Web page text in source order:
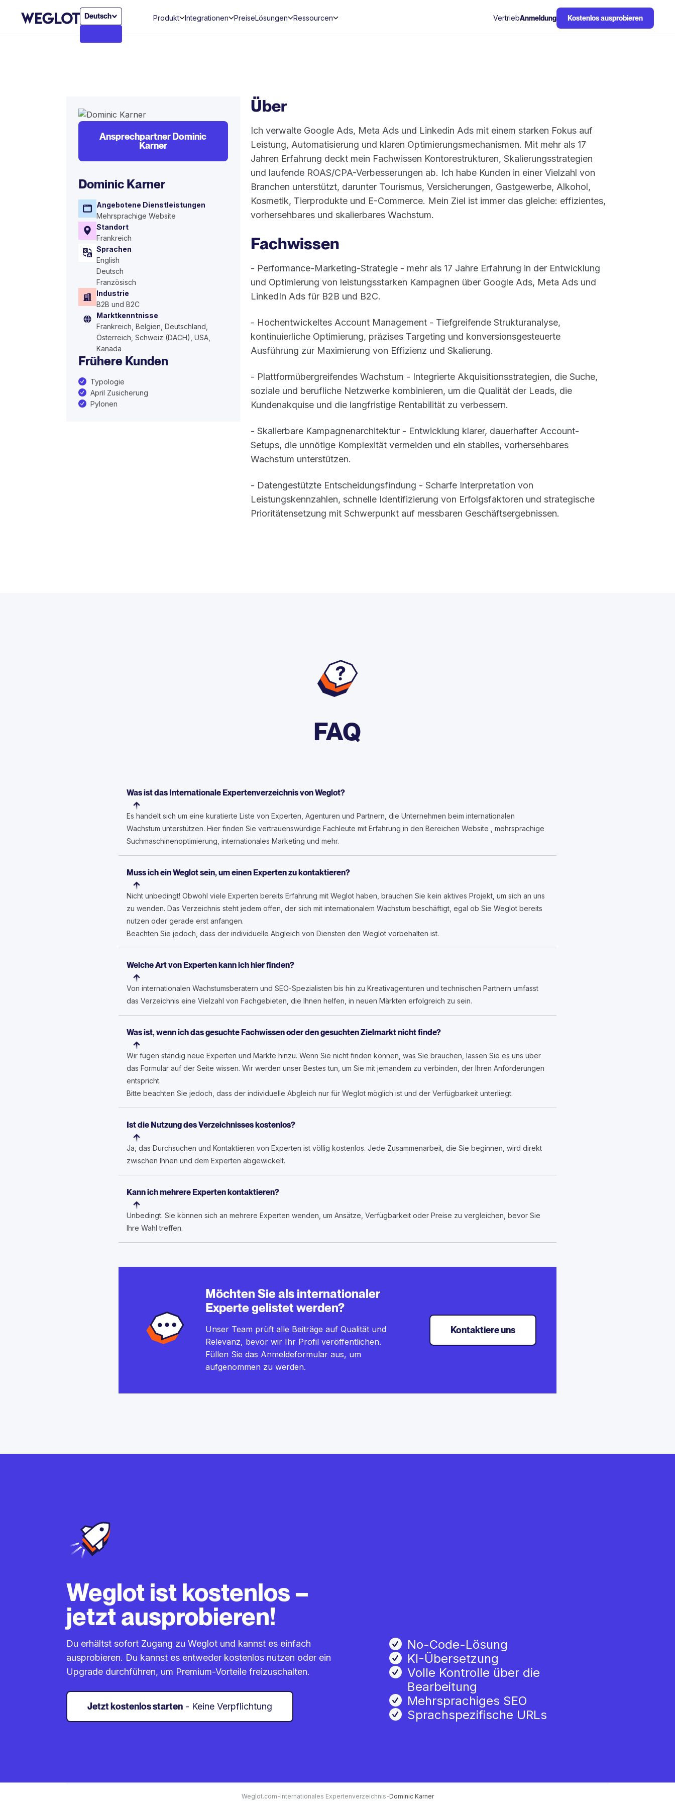
Deutsch Produkt Integrationen PreiseLösungen Ressourcen VertriebAnmeldung Kostenlos ausprobieren
Ansprechpartner Dominic
Karner
Dominic Karner
Angebotene Dienstleistungen
Mehrsprachige Website
Standort
Frankreich
Sprachen
English
Deutsch
Französisch
Industrie
B2B und B2C
Marktkenntnisse
Frankreich, Belgien, Deutschland,
Österreich, Schweiz (DACH), USA,
Kanada
Frühere Kunden
Typologie
April Zusicherung
Pylonen
Über
Ich verwalte Google Ads, Meta Ads und Linkedin Ads mit einem starken Fokus auf
Leistung, Automatisierung und klaren Optimierungsmechanismen. Mit mehr als 17
Jahren Erfahrung deckt mein Fachwissen Kontorestrukturen, Skalierungsstrategien
und laufende ROAS/CPA-Verbesserungen ab. Ich habe Kunden in einer Vielzahl von
Branchen unterstützt, darunter Tourismus, Versicherungen, Gastgewerbe, Alkohol,
Kosmetik, Tierprodukte und E-Commerce. Mein Ziel ist immer das gleiche: effizientes,
vorhersehbares und skalierbares Wachstum.
Fachwissen
- Performance-Marketing-Strategie - mehr als 17 Jahre Erfahrung in der Entwicklung
und Optimierung von leistungsstarken Kampagnen über Google Ads, Meta Ads und
LinkedIn Ads für B2B und B2C.
- Hochentwickeltes Account Management - Tiefgreifende Strukturanalyse,
kontinuierliche Optimierung, präzises Targeting und konversionsgesteuerte
Ausführung zur Maximierung von Effizienz und Skalierung.
- Plattformübergreifendes Wachstum - Integrierte Akquisitionsstrategien, die Suche,
soziale und berufliche Netzwerke kombinieren, um die Qualität der Leads, die
Kundenakquise und die langfristige Rentabilität zu verbessern.
- Skalierbare Kampagnenarchitektur - Entwicklung klarer, dauerhafter Account-
Setups, die unnötige Komplexität vermeiden und ein stabiles, vorhersehbares
Wachstum unterstützen.
- Datengestützte Entscheidungsfindung - Scharfe Interpretation von
Leistungskennzahlen, schnelle Identifizierung von Erfolgsfaktoren und strategische
Prioritätensetzung mit Schwerpunkt auf messbaren Geschäftsergebnissen.
FAQ
Was ist das Internationale Expertenverzeichnis von Weglot?
Es handelt sich um eine kuratierte Liste von Experten, Agenturen und Partnern, die Unternehmen beim internationalen
Wachstum unterstützen. Hier finden Sie vertrauenswürdige Fachleute mit Erfahrung in den Bereichen Website , mehrsprachige
Suchmaschinenoptimierung, internationales Marketing und mehr.
Muss ich ein Weglot sein, um einen Experten zu kontaktieren?
Nicht unbedingt! Obwohl viele Experten bereits Erfahrung mit Weglot haben, brauchen Sie kein aktives Projekt, um sich an uns
zu wenden. Das Verzeichnis steht jedem offen, der sich mit internationalem Wachstum beschäftigt, egal ob Sie Weglot bereits
nutzen oder gerade erst anfangen.
Beachten Sie jedoch, dass der individuelle Abgleich von Diensten den Weglot vorbehalten ist.
Welche Art von Experten kann ich hier finden?
Von internationalen Wachstumsberatern und SEO-Spezialisten bis hin zu Kreativagenturen und technischen Partnern umfasst
das Verzeichnis eine Vielzahl von Fachgebieten, die Ihnen helfen, in neuen Märkten erfolgreich zu sein.
Was ist, wenn ich das gesuchte Fachwissen oder den gesuchten Zielmarkt nicht finde?
Wir fügen ständig neue Experten und Märkte hinzu. Wenn Sie nicht finden können, was Sie brauchen, lassen Sie es uns über
das Formular auf der Seite wissen. Wir werden unser Bestes tun, um Sie mit jemandem zu verbinden, der Ihren Anforderungen
entspricht.
Bitte beachten Sie jedoch, dass der individuelle Abgleich nur für Weglot möglich ist und der Verfügbarkeit unterliegt.
Ist die Nutzung des Verzeichnisses kostenlos?
Ja, das Durchsuchen und Kontaktieren von Experten ist völlig kostenlos. Jede Zusammenarbeit, die Sie beginnen, wird direkt
zwischen Ihnen und dem Experten abgewickelt.
Kann ich mehrere Experten kontaktieren?
Unbedingt. Sie können sich an mehrere Experten wenden, um Ansätze, Verfügbarkeit oder Preise zu vergleichen, bevor Sie
Ihre Wahl treffen.
Möchten Sie als internationaler
Experte gelistet werden?
Unser Team prüft alle Beiträge auf Qualität und
Relevanz, bevor wir Ihr Profil veröffentlichen.
Füllen Sie das Anmeldeformular aus, um
aufgenommen zu werden.
Kontaktiere uns
Weglot ist kostenlos –
jetzt ausprobieren!
Du erhältst sofort Zugang zu Weglot und kannst es einfach
ausprobieren. Du kannst es entweder kostenlos nutzen oder ein
Upgrade durchführen, um Premium-Vorteile freizuschalten.
Jetzt kostenlos starten - Keine Verpflichtung
No-Code-Lösung
KI-Übersetzung
Volle Kontrolle über die
Bearbeitung
Mehrsprachiges SEO
Sprachspezifische URLs
Weglot.com-Internationales Expertenverzeichnis-Dominic Karner